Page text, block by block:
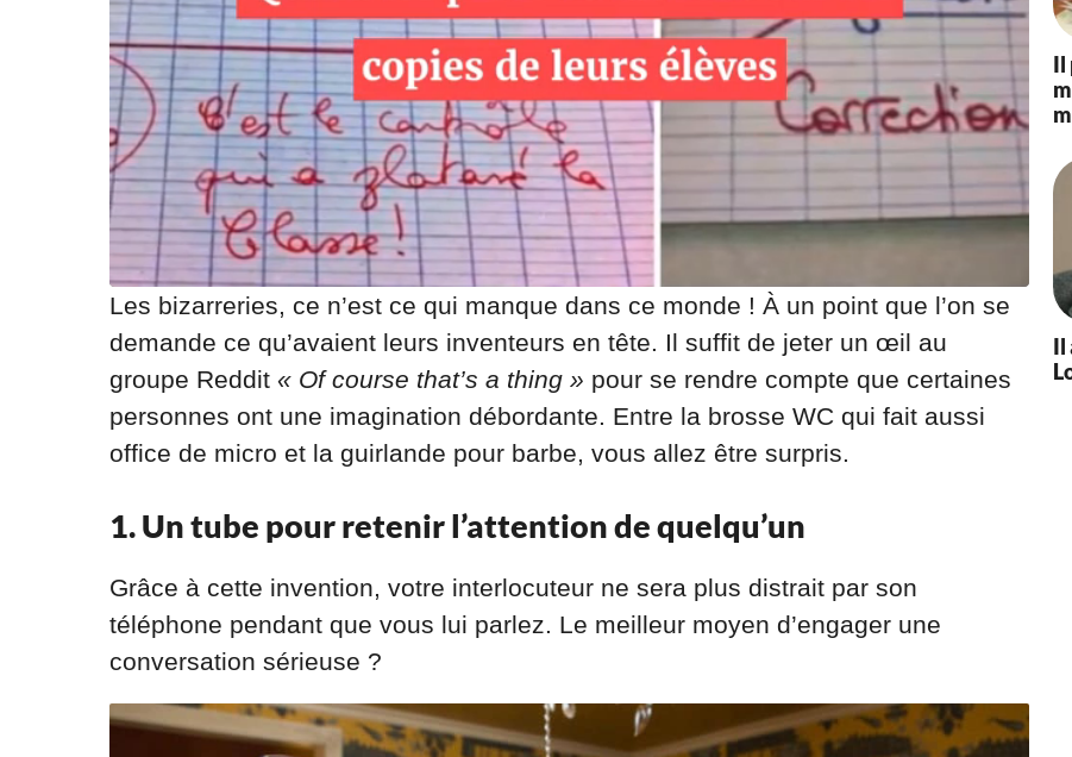
Les bizarreries, ce n’est ce qui manque dans ce monde ! À un point que l’on se
demande ce qu’avaient leurs inventeurs en tête. Il suffit de jeter un œil au
groupe Reddit « Of course that’s a thing » pour se rendre compte que certaines
personnes ont une imagination débordante. Entre la brosse WC qui fait aussi
office de micro et la guirlande pour barbe, vous allez être surpris.
1. Un tube pour retenir l’attention de quelqu’un
Grâce à cette invention, votre interlocuteur ne sera plus distrait par son
téléphone pendant que vous lui parlez. Le meilleur moyen d’engager une
conversation sérieuse ?
Il
Il